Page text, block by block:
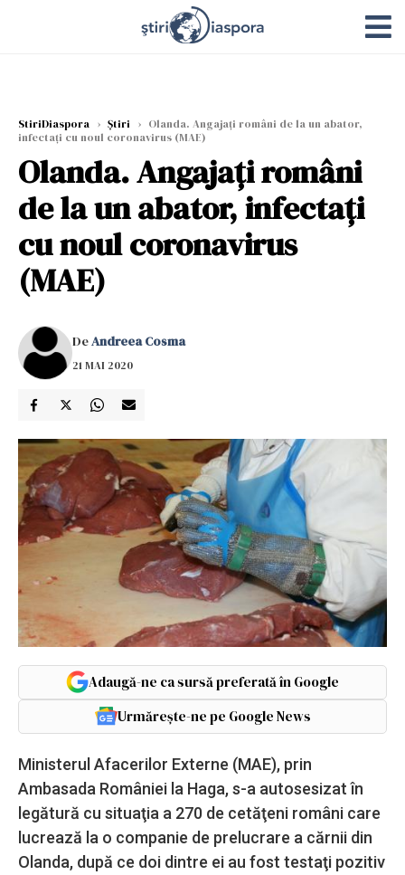
StiriDiaspora › Știri › Olanda. Angajaţi români de la un abator,
infectaţi cu noul coronavirus (MAE)
Olanda. Angajaţi români
de la un abator, infectaţi
cu noul coronavirus
(MAE)
DeAndreea Cosma
21 MAI 2020
Adaugă-ne ca sursă preferată în Google
Urmărește-ne pe Google News
Ministerul Afacerilor Externe (MAE), prin
Ambasada României la Haga, s-a autosesizat în
legătură cu situaţia a 270 de cetăţeni români care
lucrează la o companie de prelucrare a cărnii din
Olanda, după ce doi dintre ei au fost testaţi pozitiv